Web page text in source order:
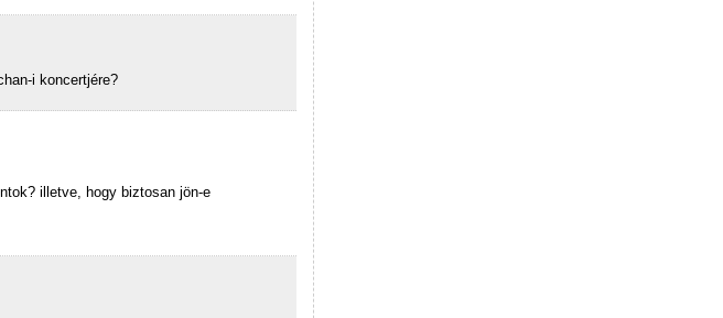
i koncertjére?
illetve, hogy biztosan jön-e